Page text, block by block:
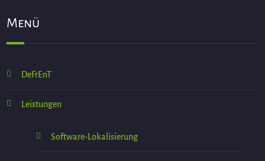
Menü
DeFrEnT
Leistungen
Software-Lokalisierung